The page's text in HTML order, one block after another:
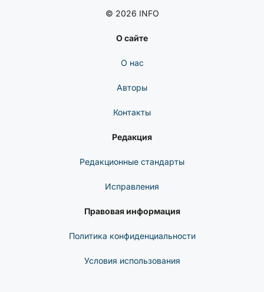
LinkedIn
Telegram
Discord
© 2026 INFO
Авторы
Контакты